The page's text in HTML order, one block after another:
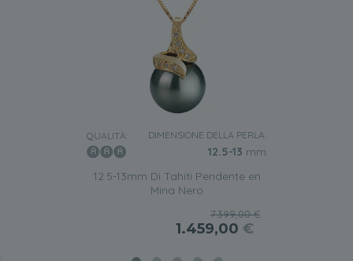
QUALITÀ: DIMENSIONE DELLA PERLA:
12.5-13 mm
12.5-13mm Di Tahiti Pendente en
Mina Nero
7.399,00 €
1.459,00 €